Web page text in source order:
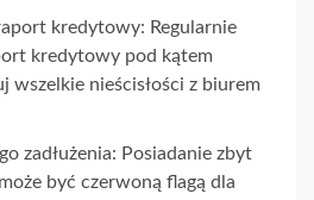
kredytowy: Regularnie
kredytowy pod kątem
wszelkie nieścisłości z biurem
zadłużenia: Posiadanie zbyt
być czerwoną flagą dla